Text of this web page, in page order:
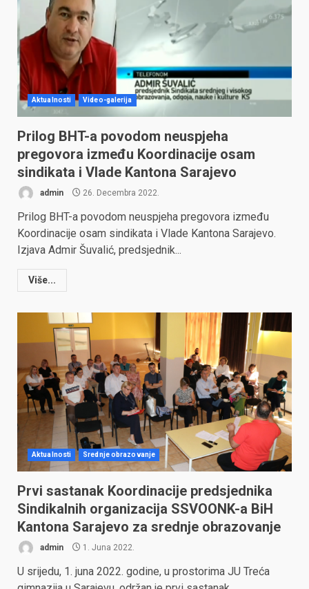
Aktualnosti Video-galerija
Prilog BHT-a povodom neuspjeha
pregovora između Koordinacije osam
sindikata i Vlade Kantona Sarajevo
admin 26. Decembra 2022.
Prilog BHT-a povodom neuspjeha pregovora između
Koordinacije osam sindikata i Vlade Kantona Sarajevo.
Izjava Admir Šuvalić, predsjednik...
Više...
Aktualnosti Srednje obrazovanje
Prvi sastanak Koordinacije predsjednika
Sindikalnih organizacija SSVOONK-a BiH
Kantona Sarajevo za srednje obrazovanje
admin 1. Juna 2022.
U srijedu, 1. juna 2022. godine, u prostorima JU Treća